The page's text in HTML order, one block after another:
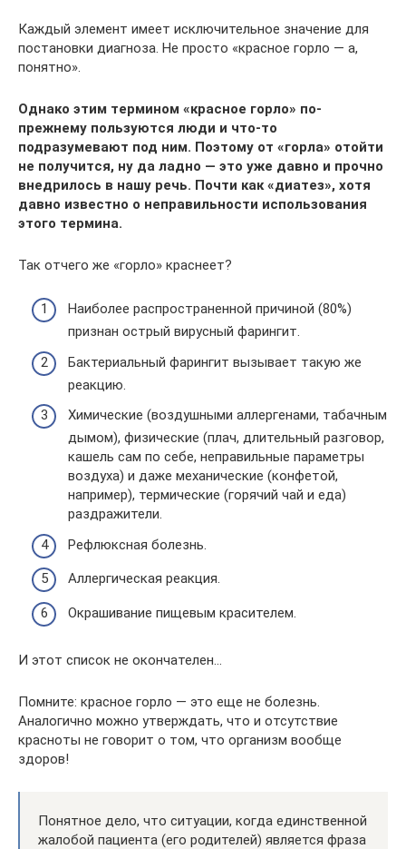
Каждый элемент имеет исключительное значение для
постановки диагноза. Не просто «красное горло — а,
понятно».
Однако этим термином «красное горло» по-
прежнему пользуются люди и что-то
подразумевают под ним. Поэтому от «горла» отойти
не получится, ну да ладно — это уже давно и прочно
внедрилось в нашу речь. Почти как «диатез», хотя
давно известно о неправильности использования
этого термина.
Так отчего же «горло» краснеет?
Наиболее распространенной причиной (80%)
признан острый вирусный фарингит.
Бактериальный фарингит вызывает такую же
реакцию.
Химические (воздушными аллергенами, табачным
дымом), физические (плач, длительный разговор,
кашель сам по себе, неправильные параметры
воздуха) и даже механические (конфетой,
например), термические (горячий чай и еда)
раздражители.
Рефлюксная болезнь.
Аллергическая реакция.
Окрашивание пищевым красителем.
И этот список не окончателен…
Помните: красное горло — это еще не болезнь.
Аналогично можно утверждать, что и отсутствие
красноты не говорит о том, что организм вообще
здоров!
Понятное дело, что ситуации, когда единственной
жалобой пациента (его родителей) является фраза